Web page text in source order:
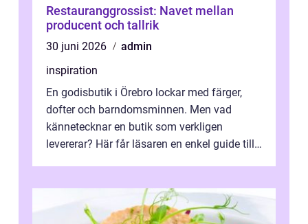
Restauranggrossist: Navet mellan
producent och tallrik
30 juni 2026
admin
inspiration
En godisbutik i Örebro lockar med färger,
dofter och barndomsminnen. Men vad
kännetecknar en butik som verkligen
levererar? Här får läsaren en enkel guide till